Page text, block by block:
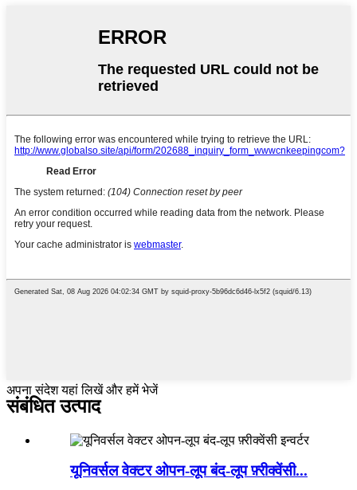
अपना संदेश यहां लिखें और हमें भेजें
संबंधित उत्पाद
यूनिवर्सल वेक्टर ओपन-लूप बंद-लूप फ़्रीक्वेंसी...